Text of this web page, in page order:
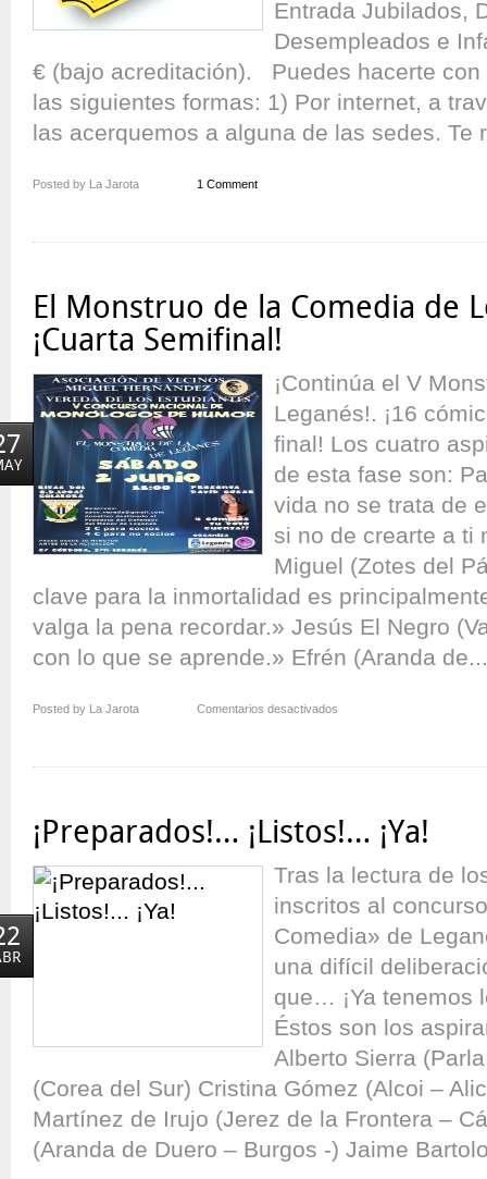
Entrada Jubilados,
Desempleados e
€ (bajo acreditación). Puedes hacerte con
las siguientes formas: 1) Por internet, a
las acerquemos a alguna de las sedes. Te
Posted by La Jarota 1 Comment
El Monstruo de la Comedia de
¡Cuarta Semifinal!
¡Continúa el V
Leganés!. ¡16
final! Los cuatro
de esta fase son:
vida no se trata de
si no de crearte a ti
Miguel (Zotes del
clave para la inmortalidad es
valga la pena recordar.» Jesús El Negro
con lo que se aprende.» Efrén (Aranda de...
Posted by La Jarota Comentarios desactivados
de
de
Leganés
–
¡Cuarta
Semifinal!
¡Preparados!… ¡Listos!… ¡Ya!
Tras la lectura de
inscritos al
Comedia» de
una difícil
que… ¡Ya tenemos
Éstos son los
Alberto Sierra
(Corea del Sur) Cristina Gómez (Alcoi –
Martínez de Irujo (Jerez de la Frontera –
(Aranda de Duero – Burgos -) Jaime